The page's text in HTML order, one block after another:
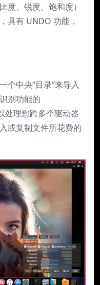
度、锐度、饱和度）
具有 UNDO 功能，
个中央“目录”来导入
别功能的
处理您跨多个驱动器
或复制文件所花费的